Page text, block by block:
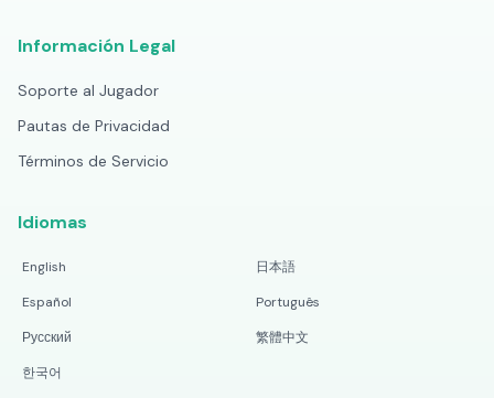
Información Legal
Soporte al Jugador
Pautas de Privacidad
Términos de Servicio
Idiomas
English
日本語
Español
Português
Русский
繁體中文
한국어